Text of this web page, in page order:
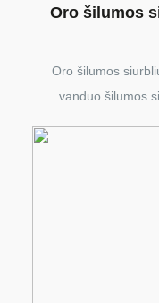
Oro šilumos
Oro šilumos
vanduo šilumos